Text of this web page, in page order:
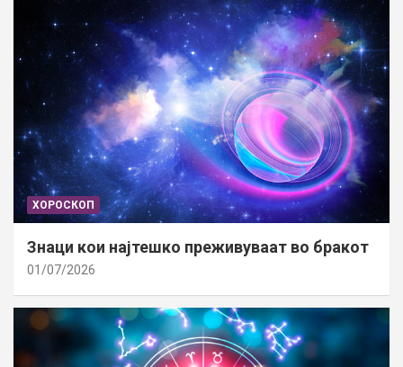
ХОРОСКОП
Знаци кои најтешко преживуваат во бракот
01/07/2026